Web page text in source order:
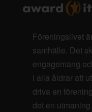
Föreningslivet
samhälle. Det
engagemang
i alla åldrar att
driva en
det en